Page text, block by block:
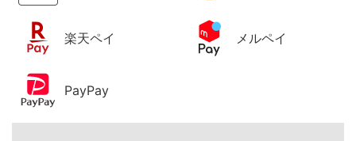
楽天ペイ メルペイ
PayPay